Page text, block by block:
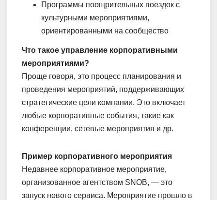
Программы поощрительных поездок с
культурными мероприятиями,
ориентированными на сообщество
Что такое управление корпоративными
мероприятиями?
Проще говоря, это процесс планирования и
проведения мероприятий, поддерживающих
стратегические цели компании. Это включает
любые корпоративные события, такие как
конференции, сетевые мероприятия и др.
Пример корпоративного мероприятия
Недавнее корпоративное мероприятие,
организованное агентством SNOB, — это
запуск нового сервиса. Мероприятие прошло в